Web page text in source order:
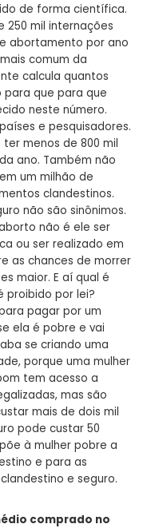
de forma científica.
250 mil internações
abortamento por ano
comum da
calcula quantos
que para que
neste número.
e pesquisadores.
menos de 800 mil
ano. Também não
um milhão de
clandestinos.
não são sinônimos.
não é ele ser
ou ser realizado em
as chances de morrer
maior. E aí qual é
proibido por lei?
pagar por um
ela é pobre e vai
se criando uma
porque uma mulher
tem acesso a
mas são
mais de dois mil
pode custar 50
à mulher pobre a
e para as
e seguro.
comprado no